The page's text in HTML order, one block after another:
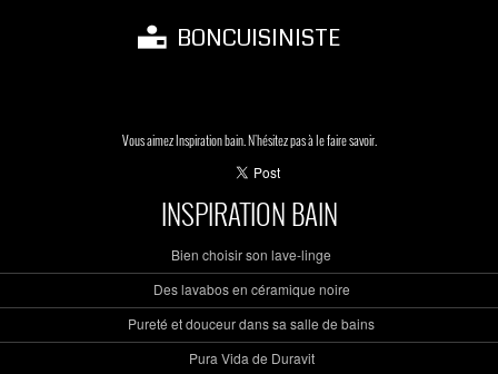
BONCUISINISTE
Vous aimez Inspiration bain. N'hésitez pas à le faire savoir.
INSPIRATION BAIN
Bien choisir son lave-linge
Des lavabos en céramique noire
Pureté et douceur dans sa salle de bains
Pura Vida de Duravit